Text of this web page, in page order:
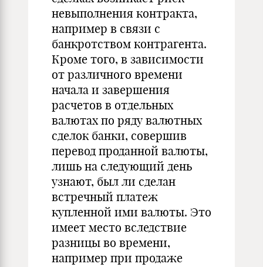
невыполнения контракта,
например в связи с
банкротством контрагента.
Кроме того, в зависимости
от различного времени
начала и завершения
расчетов в отдельных
валютах по ряду валютных
сделок банки, совершив
перевод проданной валюты,
лишь на следующий день
узнают, был ли сделан
встречный платеж
купленной ими валюты. Это
имеет место вследствие
разницы во времени,
например при продаже